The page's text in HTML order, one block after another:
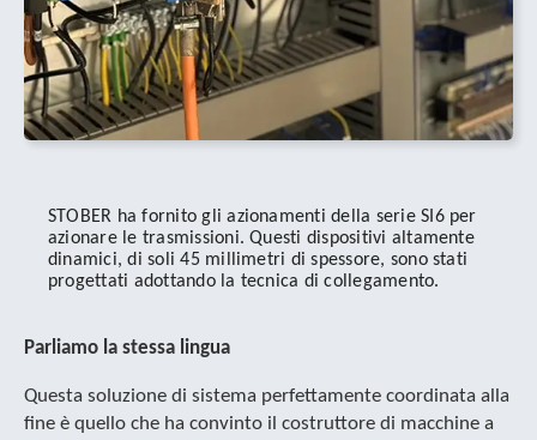
STOBER ha fornito gli azionamenti della serie SI6 per
azionare le trasmissioni. Questi dispositivi altamente
dinamici, di soli 45 millimetri di spessore, sono stati
progettati adottando la tecnica di collegamento.
Parliamo la stessa lingua
Questa soluzione di sistema perfettamente coordinata alla
fine è quello che ha convinto il costruttore di macchine a